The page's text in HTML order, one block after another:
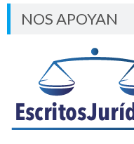
NOS APOYAN